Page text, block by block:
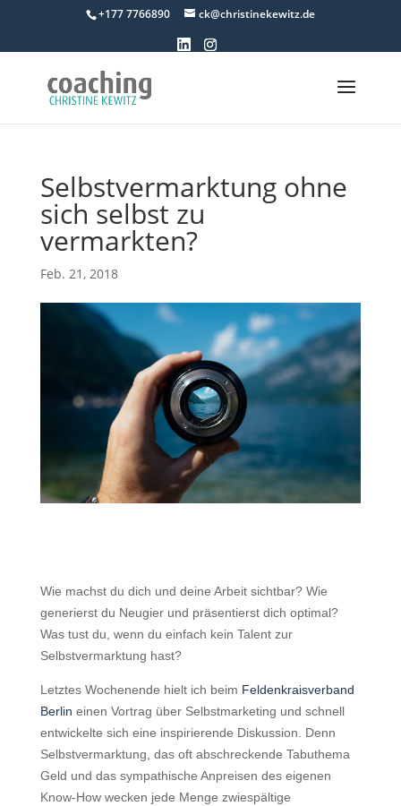
+177 7766890 ck@christinekewitz.de
Selbstvermarktung ohne
sich selbst zu
vermarkten?
Feb. 21, 2018
Wie machst du dich und deine Arbeit sichtbar? Wie
generierst du Neugier und präsentierst dich optimal?
Was tust du, wenn du einfach kein Talent zur
Selbstvermarktung hast?
Letztes Wochenende hielt ich beim Feldenkraisverband
Berlin einen Vortrag über Selbstmarketing und schnell
entwickelte sich eine inspirierende Diskussion. Denn
Selbstvermarktung, das oft abschreckende Tabuthema
Geld und das sympathische Anpreisen des eigenen
Know-How wecken jede Menge zwiespältige